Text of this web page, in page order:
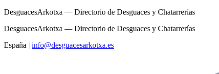
DesguacesArkotxa — Directorio de Desguaces y Chatarrerías
DesguacesArkotxa — Directorio de Desguaces y Chatarrerías
España | info@desguacesarkotxa.es